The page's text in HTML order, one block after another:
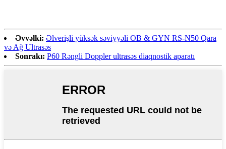
Əvvəlki: Əlverişli yüksək səviyyəli OB & GYN RS-N50 ​​Qara
və Ağ Ultrasəs
Sonrakı: P60 Rəngli Doppler ultrasəs diaqnostik aparatı